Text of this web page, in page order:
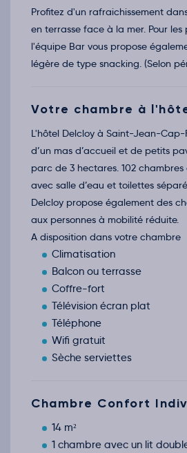
Profitez d'un rafraichissement
en terrasse face à la mer. Pour les
l'équipe Bar vous propose
légère de type snacking. (Selon
Votre chambre à
L'hôtel Delcloy à Saint-Jean-
d’un mas d’accueil et de petits
parc de 3 hectares. 102 chambres
avec salle d’eau et toilettes
Delcloy propose également des
aux personnes à mobilité réduite.
A disposition dans votre chambre
Climatisation
Balcon ou terrasse
Coffre-fort
Télévision écran plat
Téléphone
Wifi gratuit
Sèche serviettes
Chambre Confort
14 m²
1 chambre avec un lit